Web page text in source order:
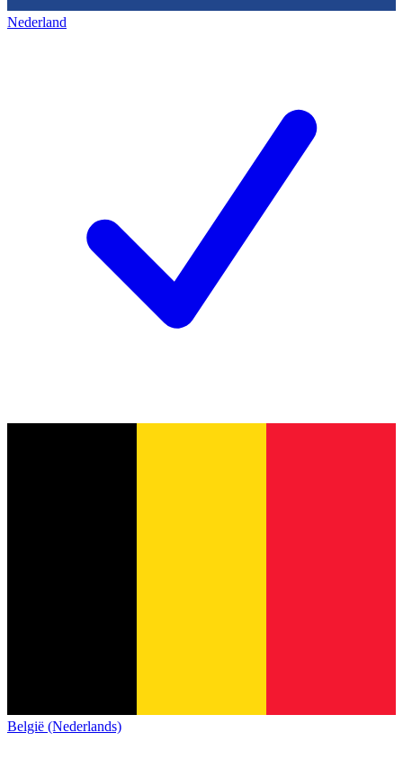
Nederland
België (Nederlands)